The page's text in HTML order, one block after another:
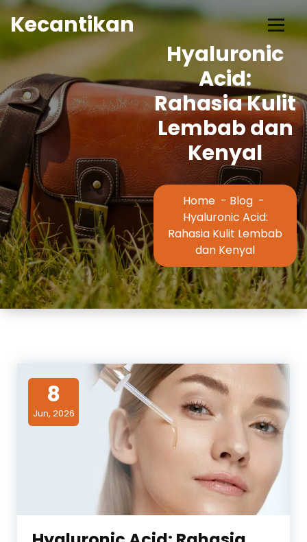
Skip
toKecantikan
Hyaluronic
Acid:
Rahasia Kulit
Lembab dan
Kenyal
Home - Blog -
Hyaluronic Acid:
Rahasia Kulit Lembab
dan Kenyal
8
Jun, 2026